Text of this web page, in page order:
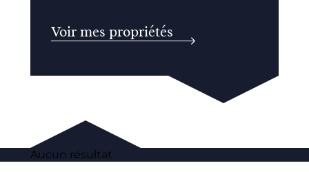
Voir mes propriétés
Aucun résultat